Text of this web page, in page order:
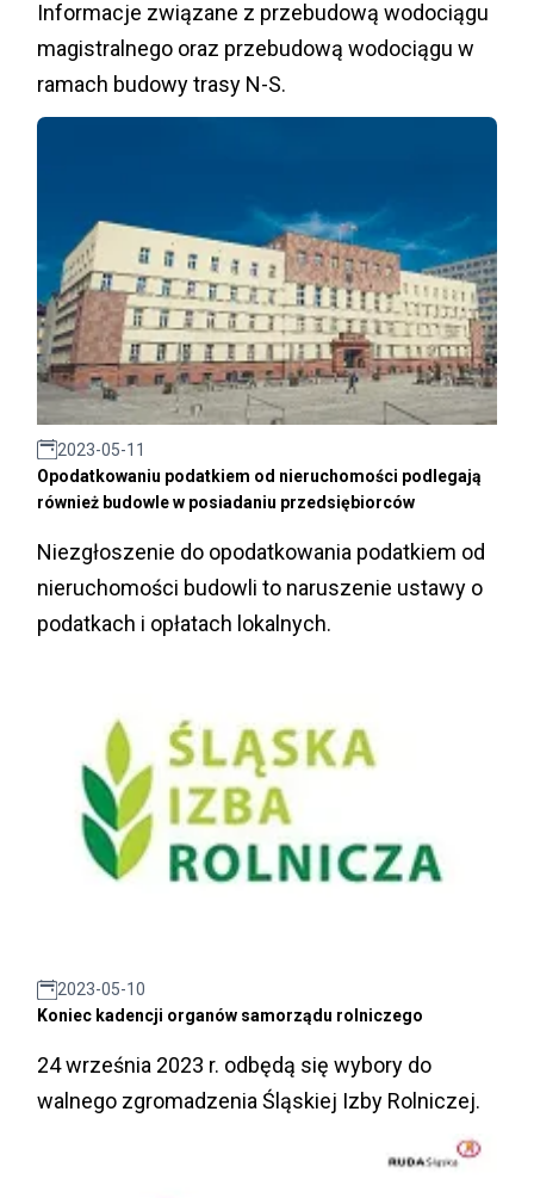
Informacje związane z przebudową wodociągu
magistralnego oraz przebudową wodociągu w
ramach budowy trasy N-S.
2023-05-11
Opodatkowaniu podatkiem od nieruchomości podlegają
również budowle w posiadaniu przedsiębiorców
Niezgłoszenie do opodatkowania podatkiem od
nieruchomości budowli to naruszenie ustawy o
podatkach i opłatach lokalnych.
2023-05-10
Koniec kadencji organów samorządu rolniczego
24 września 2023 r. odbędą się wybory do
walnego zgromadzenia Śląskiej Izby Rolniczej.